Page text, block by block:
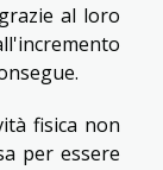
al loro
fisica non
per essere